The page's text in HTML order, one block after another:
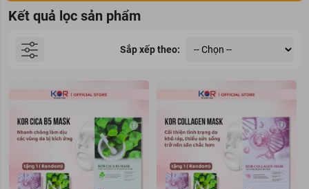
Kết quả lọc sản phẩm
Sắp xếp theo: